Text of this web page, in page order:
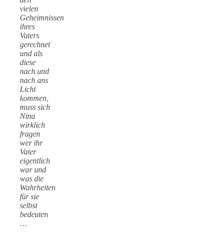
vielen
Geheimnissen
ihres
Vaters
gerechnet
und als
diese
nach und
nach ans
Licht
kommen,
muss sich
Nina
wirklich
fragen
wer ihr
Vater
eigentlich
war und
was die
Wahrheiten
für sie
selbst
bedeuten
…